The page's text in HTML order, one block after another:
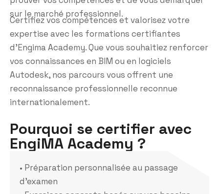
sur le marché professionnel.
Certifiez vos compétences et valorisez votre
expertise avec les formations certifiantes
d’Engima Academy. Que vous souhaitiez renforcer
vos connaissances en BIM ou en logiciels
Autodesk, nos parcours vous offrent une
reconnaissance professionnelle reconnue
internationalement.
Pourquoi se certifier avec
EngiMA Academy ?
• Préparation personnalisée au passage
d’examen